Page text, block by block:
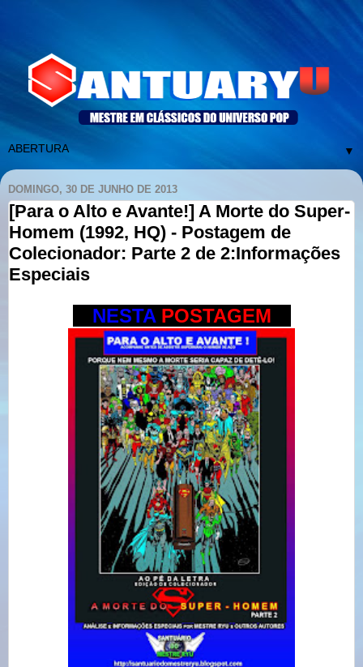
▼
DOMINGO, 30 DE JUNHO DE 2013
[Para o Alto e Avante!] A Morte do Super-
Homem (1992, HQ) - Postagem de
Colecionador: Parte 2 de 2:Informações
Especiais
NESTA POSTAGEM